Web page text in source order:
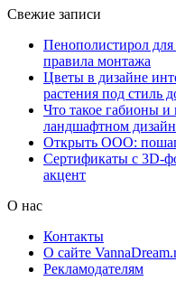
Свежие записи
Пенополистирол
правила монтажа
Цветы в дизайне
растения под стиль
Что такое габионы и
ландшафтном
Открыть ООО:
Сертификаты с 3D-
акцент
О нас
Контакты
О сайте
Рекламодателям